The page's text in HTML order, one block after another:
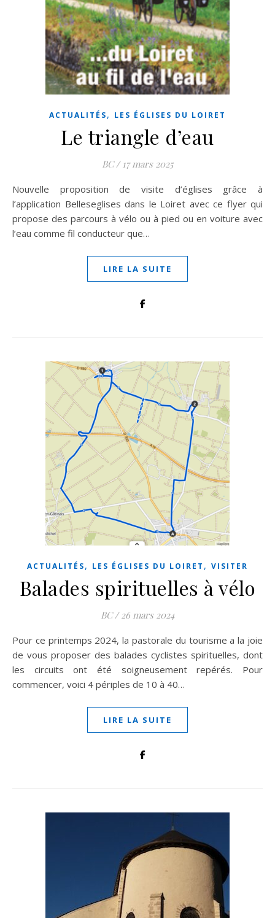
ACTUALITÉS, LES ÉGLISES DU LOIRET
Le triangle d’eau
BC / 17 mars 2025
Nouvelle proposition de visite d’églises grâce à
l’application Belleseglises dans le Loiret avec ce flyer qui
propose des parcours à vélo ou à pied ou en voiture avec
l’eau comme fil conducteur que…
LIRE LA SUITE
ACTUALITÉS, LES ÉGLISES DU LOIRET , VISITER
Balades spirituelles à vélo
BC / 26 mars 2024
Pour ce printemps 2024, la pastorale du tourisme a la joie
de vous proposer des balades cyclistes spirituelles, dont
les circuits ont été soigneusement repérés. Pour
commencer, voici 4 périples de 10 à 40…
LIRE LA SUITE